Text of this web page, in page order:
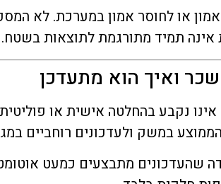
או לחוסר אמון במערכת. לא
תמיד מתורגמת לתוצאות בשטח.
ואיך הוא מתעדכן
נקבע בהחלטה אישית או פוליטית
במשק ולעדכונים רוחביים
שהעדכונים מתבצעים כמעט